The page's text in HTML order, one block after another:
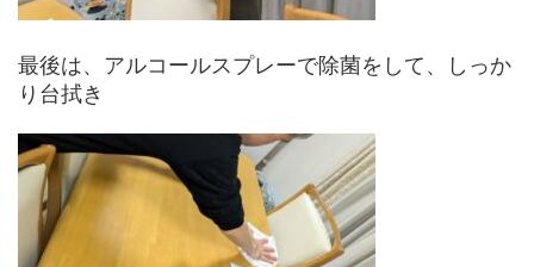
最後は、アルコールスプレーで除菌をして、しっか
り台拭き